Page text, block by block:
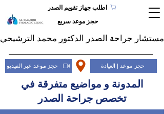
اطلب جهاز تقويم الصدر
مستشار جراحة الصدر الدكتور محمد الترشيحي
حجز موعد سريع
حجز موعد | العيادة حجز موعد عبر الفيديو
المدونة و مواضيع متفرقة في
تخصص جراحة الصدر